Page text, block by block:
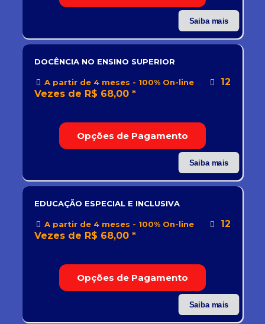
Saiba mais
Opções de Pagamento
Saiba mais
DOCÊNCIA NO ENSINO SUPERIOR
A partir de 4 meses - 100% On-line
12
Vezes de R$ 68,00 *
Opções de Pagamento
Saiba mais
EDUCAÇÃO ESPECIAL E INCLUSIVA
A partir de 4 meses - 100% On-line
12
Vezes de R$ 68,00 *